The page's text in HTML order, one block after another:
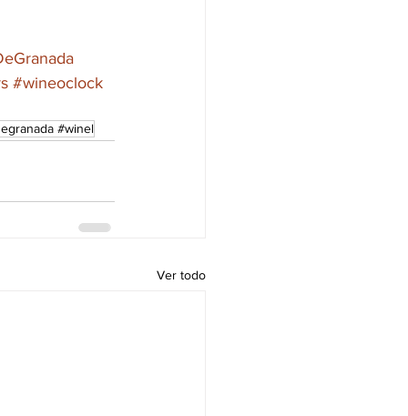
#wineoclock
#winel
Ver todo